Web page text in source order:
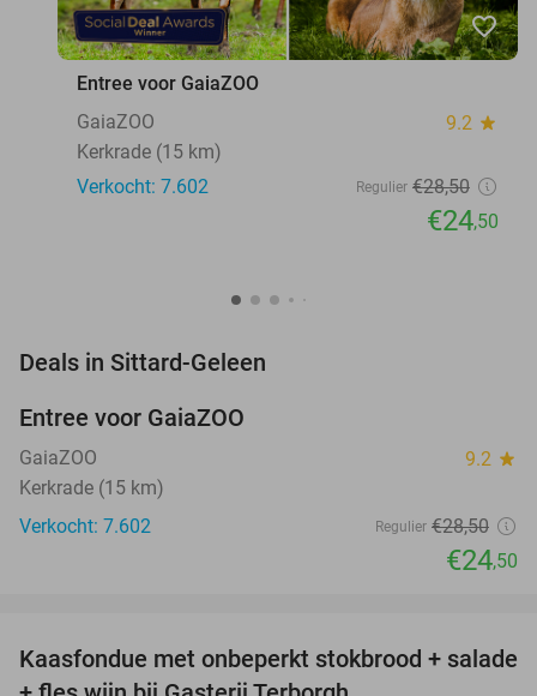
favorite_border
Entree voor GaiaZOO
GaiaZOO
9.2 star
Kerkrade (15 km)
Verkocht: 7.602
Regulier €28,50
€24,50
Deals in Sittard-Geleen
Entree voor GaiaZOO
GaiaZOO 9.2 star
Kerkrade (15 km)
Verkocht: 7.602
Regulier €28,50
€24,50
44%
Kaasfondue met onbeperkt stokbrood + salade